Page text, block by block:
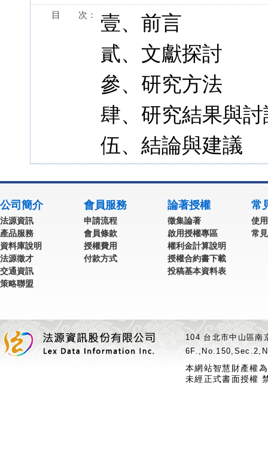
目 次：
壹、前言
貳、文獻探討
參、研究方法
肆、研究結果與討
伍、結論與建議
公司簡介
法源資訊
產品服務
資料庫說明
法源徵才
交通資訊
策略聯盟
會員服務
申請流程
會員條款
授權費用
付款方式
論著授權
徵集論著
啟用授權專區
權利金計算說明
授權合約書下載
投稿基本資料表
常
使
常
104 台北市中山區
本網站智慧財產權
未經正式書面授權